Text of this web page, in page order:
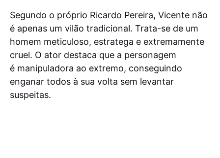
Segundo o próprio Ricardo Pereira, Vicente não
é apenas um vilão tradicional. Trata-se de um
homem meticuloso, estratega e extremamente
cruel. O ator destaca que a personagem
é manipuladora ao extremo, conseguindo
enganar todos à sua volta sem levantar
suspeitas.